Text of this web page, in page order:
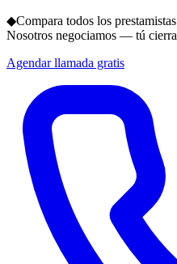
◆Compara todos los
Nosotros negociamos — tú
Agendar llamada gratis